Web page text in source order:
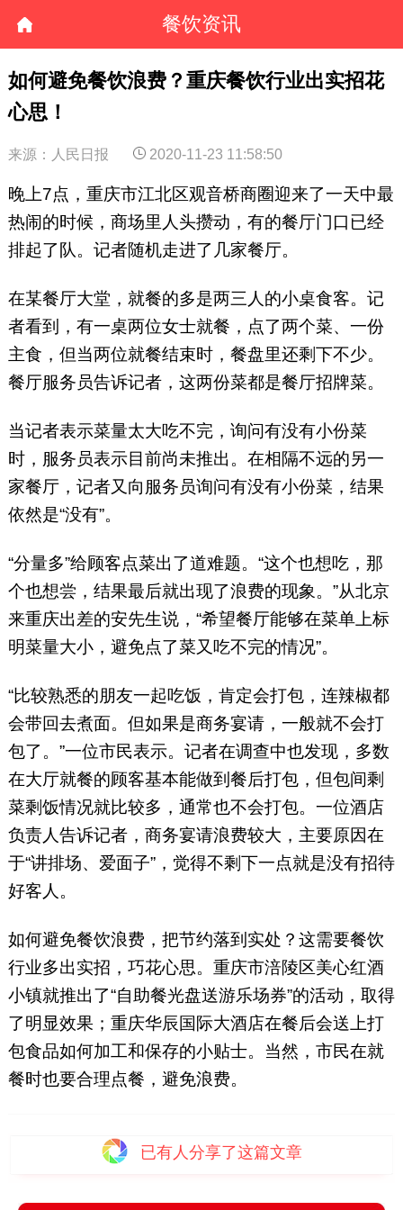
餐饮资讯
如何避免餐饮浪费？重庆餐饮行业出实招花
心思！
来源：人民日报 2020-11-23 11:58:50
晚上7点，重庆市江北区观音桥商圈迎来了一天中最
热闹的时候，商场里人头攒动，有的餐厅门口已经
排起了队。记者随机走进了几家餐厅。
在某餐厅大堂，就餐的多是两三人的小桌食客。记
者看到，有一桌两位女士就餐，点了两个菜、一份
主食，但当两位就餐结束时，餐盘里还剩下不少。
餐厅服务员告诉记者，这两份菜都是餐厅招牌菜。
当记者表示菜量太大吃不完，询问有没有小份菜
时，服务员表示目前尚未推出。在相隔不远的另一
家餐厅，记者又向服务员询问有没有小份菜，结果
依然是“没有”。
“分量多”给顾客点菜出了道难题。“这个也想吃，那
个也想尝，结果最后就出现了浪费的现象。”从北京
来重庆出差的安先生说，“希望餐厅能够在菜单上标
明菜量大小，避免点了菜又吃不完的情况”。
“比较熟悉的朋友一起吃饭，肯定会打包，连辣椒都
会带回去煮面。但如果是商务宴请，一般就不会打
包了。”一位市民表示。记者在调查中也发现，多数
在大厅就餐的顾客基本能做到餐后打包，但包间剩
菜剩饭情况就比较多，通常也不会打包。一位酒店
负责人告诉记者，商务宴请浪费较大，主要原因在
于“讲排场、爱面子”，觉得不剩下一点就是没有招待
好客人。
如何避免餐饮浪费，把节约落到实处？这需要餐饮
行业多出实招，巧花心思。重庆市涪陵区美心红酒
小镇就推出了“自助餐光盘送游乐场券”的活动，取得
了明显效果；重庆华辰国际大酒店在餐后会送上打
包食品如何加工和保存的小贴士。当然，市民在就
餐时也要合理点餐，避免浪费。
已有 人分享了这篇文章